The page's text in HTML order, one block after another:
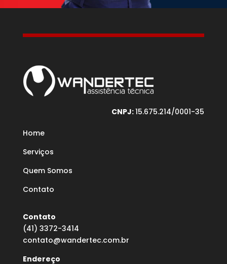
CNPJ:15.675.214/0001-35
Home
Serviços
Quem Somos
Contato
Contato
(41) 3372-3414
contato@wandertec.com.br
Endereço